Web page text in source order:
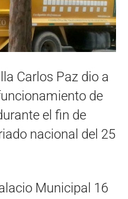
Carlos Paz dio a
de
el fin de
nacional del 25
Municipal 16